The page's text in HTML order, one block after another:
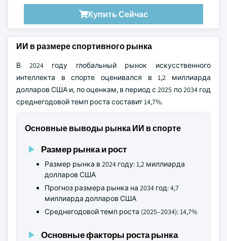
Купить Сейчас
ИИ в размере спортивного рынка
В 2024 году глобальный рынок искусственного
интеллекта в спорте оценивался в 1,2 миллиарда
долларов США и, по оценкам, в период с 2025 по 2034 год
среднегодовой темп роста составит 14,7%.
Основные выводы рынка ИИ в спорте
Размер рынка и рост
Размер рынка в 2024 году: 1,2 миллиарда
долларов США
Прогноз размера рынка на 2034 год: 4,7
миллиарда долларов США
Среднегодовой темп роста (2025–2034): 14,7%
Основные факторы роста рынка